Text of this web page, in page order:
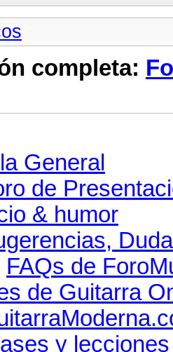
completa:
General
de
& humor
FAQs de
de Guitarra
y